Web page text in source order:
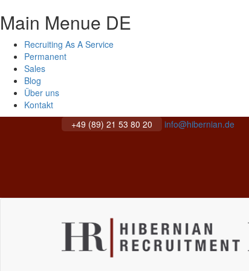
Main Menue DE
Recruiting As A Service
Permanent
Sales
Blog
Über uns
Kontakt
+49 (89) 21 53 80 20
info@hibernian.de